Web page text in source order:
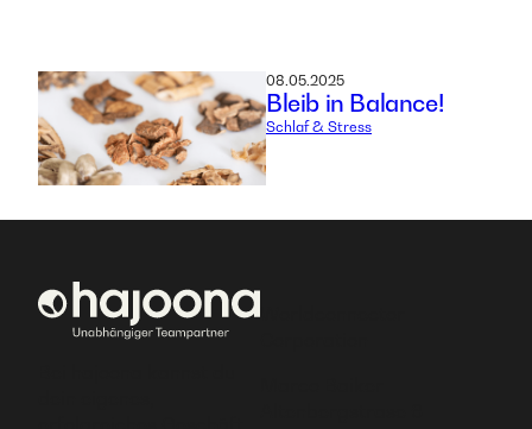
08.05.2025
Bleib in Balance!
Schlaf & Stress